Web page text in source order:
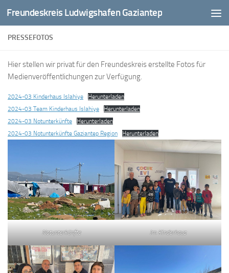
Zum Inhalt springen
Freundeskreis Ludwigshafen Gaziantep
PRESSEFOTOS
Hier stellen wir privat für den Freundeskreis erstellte Fotos für
Medienveröffentlichungen zur Verfügung.
2024-03 Kinderhaus Islahiye
Herunterladen
2024-03 Team Kinderhaus Islahiye
Herunterladen
2024-03 Notunterkünfte
Herunterladen
2024-03 Notunterkünfte Gaziantep Region
Herunterladen
Notunterkünfte Im Kinderhaus